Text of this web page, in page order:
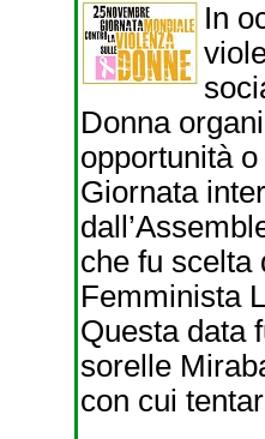
In
Donna
opportunità
Giornata
che fu scelta
Femminista
Questa data
sorelle
con cui